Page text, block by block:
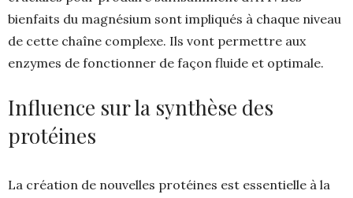
bienfaits du magnésium sont impliqués à chaque niveau
de cette chaîne complexe. Ils vont permettre aux
enzymes de fonctionner de façon fluide et optimale.
Influence sur la synthèse des
protéines
La création de nouvelles protéines est essentielle à la